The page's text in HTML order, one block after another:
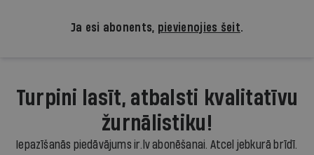
Ja esi abonents, pievienojies šeit.
Turpini lasīt, atbalsti kvalitatīvu
žurnālistiku!
Iepazīšanās piedāvājums ir.lv abonēšanai. Atcel jebkurā brīdī.